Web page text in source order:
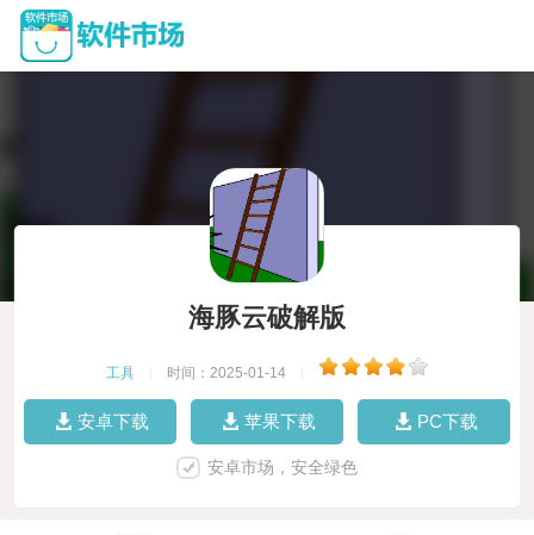
海豚云破解版
工具 时间：2025-01-14
安卓下载 苹果下载 PC下载
安卓市场，安全绿色